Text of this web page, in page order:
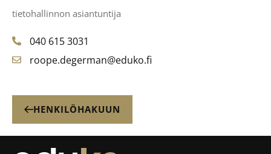
tietohallinnon asiantuntija
040 615 3031
roope.degerman@eduko.fi
HENKILÖHAKUUN